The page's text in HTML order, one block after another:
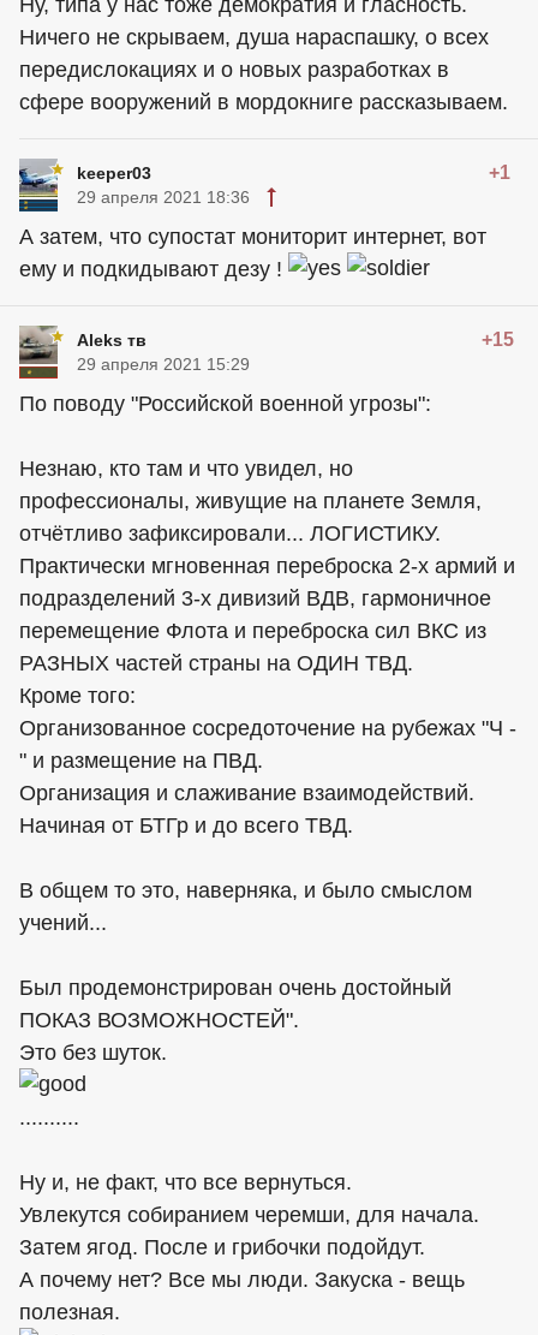
Ну, типа у нас тоже демократия и гласность.
Ничего не скрываем, душа нараспашку, о всех
передислокациях и о новых разработках в
сфере вооружений в мордокниге рассказываем.
keeper03 +1
29 апреля 2021 18:36
А затем, что супостат мониторит интернет, вот
ему и подкидывают дезу !
Aleks тв +15
29 апреля 2021 15:29
По поводу "Российской военной угрозы":
Незнаю, кто там и что увидел, но
профессионалы, живущие на планете Земля,
отчётливо зафиксировали... ЛОГИСТИКУ.
Практически мгновенная переброска 2-х армий и
подразделений 3-х дивизий ВДВ, гармоничное
перемещение Флота и переброска сил ВКС из
РАЗНЫХ частей страны на ОДИН ТВД.
Кроме того:
Организованное сосредоточение на рубежах "Ч -
" и размещение на ПВД.
Организация и слаживание взаимодействий.
Начиная от БТГр и до всего ТВД.
В общем то это, наверняка, и было смыслом
учений...
Был продемонстрирован очень достойный
ПОКАЗ ВОЗМОЖНОСТЕЙ".
Это без шуток.
..........
Ну и, не факт, что все вернуться.
Увлекутся собиранием черемши, для начала.
Затем ягод. После и грибочки подойдут.
А почему нет? Все мы люди. Закуска - вещь
полезная.